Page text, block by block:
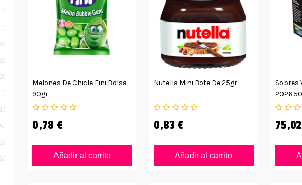
1
1
Melones De Chicle Fini Bolsa
90gr
0,78 €
Añadir al carrito
Nutella Mini Bote De 25gr
0,83 €
Añadir al carrito
Sobres
2026